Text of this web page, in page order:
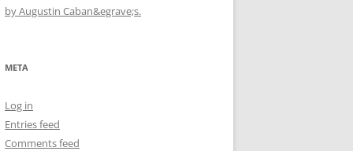
by Augustin Caban&egrave;s.
META
Log in
Entries feed
Comments feed